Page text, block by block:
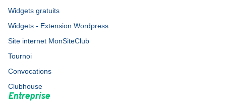
Widgets gratuits
Widgets - Extension Wordpress
Site internet MonSiteClub
Tournoi
Convocations
Clubhouse
Entreprise